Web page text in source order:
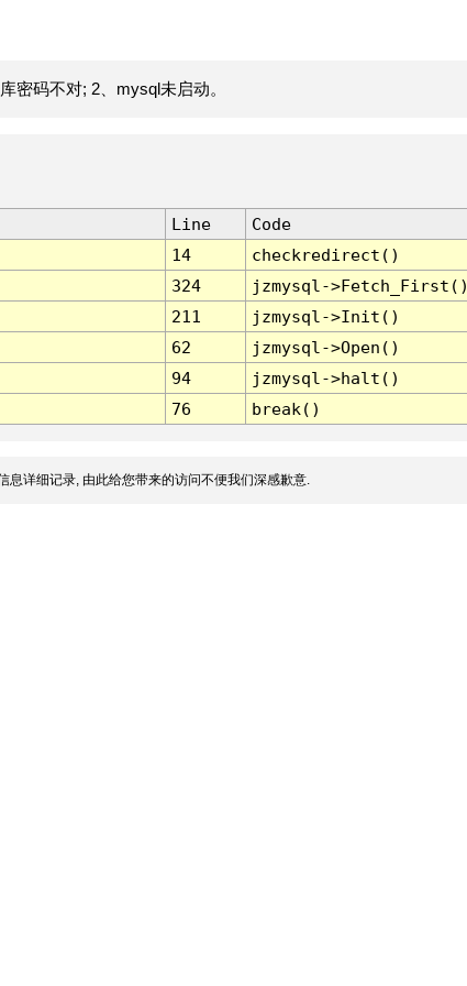
密码不对; 2、mysql未启动。
Line
Code
14
checkredirect()
324
jzmysql-
211
jzmysql->Init()
62
jzmysql->Open()
94
jzmysql->halt()
76 break()
息详细记录, 由此给您带来的访问不便我们深感歉意.